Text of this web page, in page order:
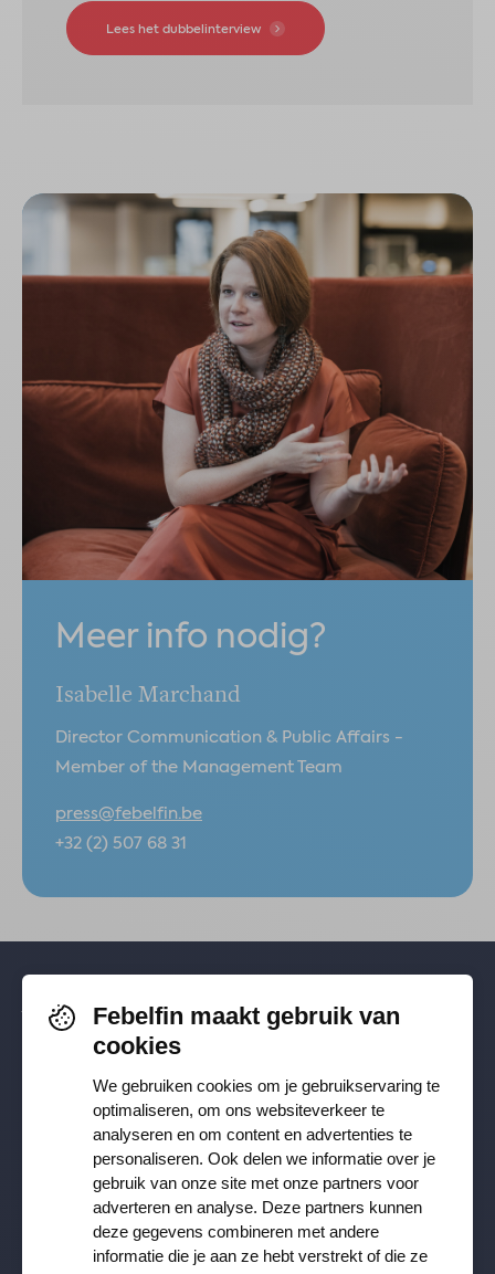
Lees het dubbelinterview
Meer info nodig?
Isabelle Marchand
Director Communication & Public Affairs -
Member of the Management Team
press@febelfin.be
+32 (2) 507 68 31
Volg je ons al? Blijf op de hoogte via
Facebook,TikTok
Instagram.
Ontvang onze nieuwsbrief
Febelfin maakt gebruik van
cookies
We gebruiken cookies om je gebruikservaring te
optimaliseren, om ons websiteverkeer te
analyseren en om content en advertenties te
personaliseren. Ook delen we informatie over je
gebruik van onze site met onze partners voor
adverteren en analyse. Deze partners kunnen
deze gegevens combineren met andere
informatie die je aan ze hebt verstrekt of die ze